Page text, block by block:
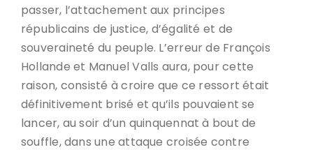
passer, l’attachement aux principes
républicains de justice, d’égalité et de
souveraineté du peuple. L’erreur de François
Hollande et Manuel Valls aura, pour cette
raison, consisté à croire que ce ressort était
définitivement brisé et qu’ils pouvaient se
lancer, au soir d’un quinquennat à bout de
souffle, dans une attaque croisée contre